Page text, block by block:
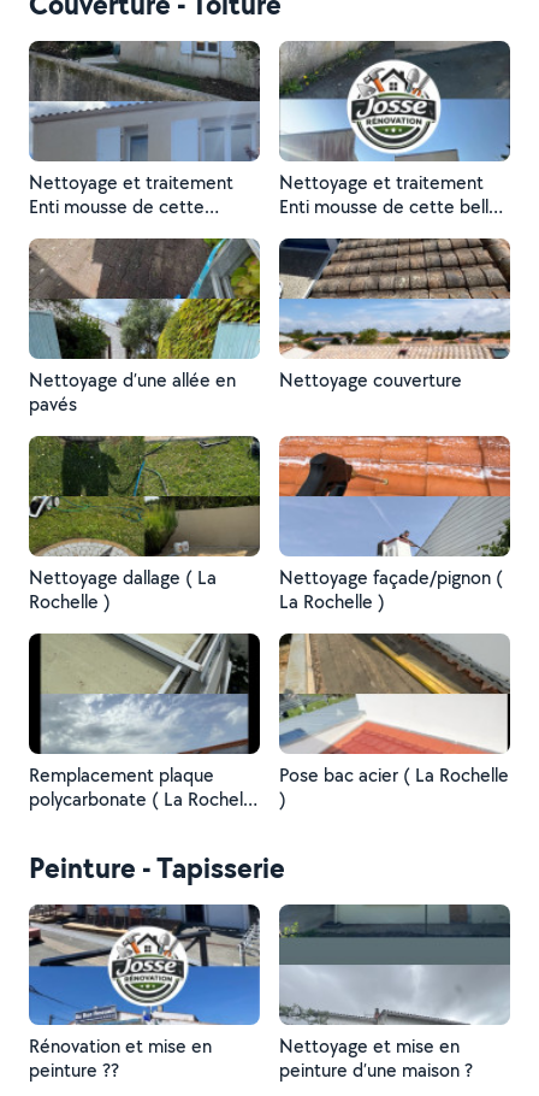
Nettoyage et traitement
Enti mousse de cette
Nettoyage et traitement
Enti mousse de cette belle
Nettoyage d’une allée en
pavés
Nettoyage couverture
Nettoyage dallage ( La
Rochelle )
Nettoyage façade/pignon (
La Rochelle )
Remplacement plaque
polycarbonate ( La Rochelle
Pose bac acier ( La Rochelle
)
Peinture - Tapisserie
Rénovation et mise en
peinture ?‍?
Nettoyage et mise en
peinture d’une maison ?